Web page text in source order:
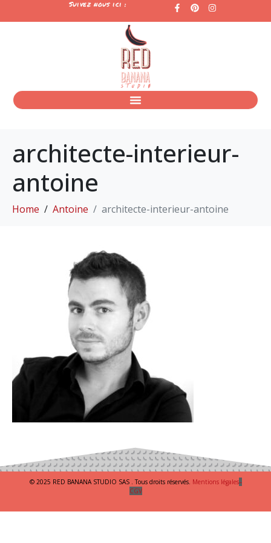
Suivez nous ici :
architecte-interieur-
antoine
Home Antoine architecte-interieur-antoine
© 2025 RED BANANA STUDIO SAS . Tous droits réservés. Mentions légales–
CGV